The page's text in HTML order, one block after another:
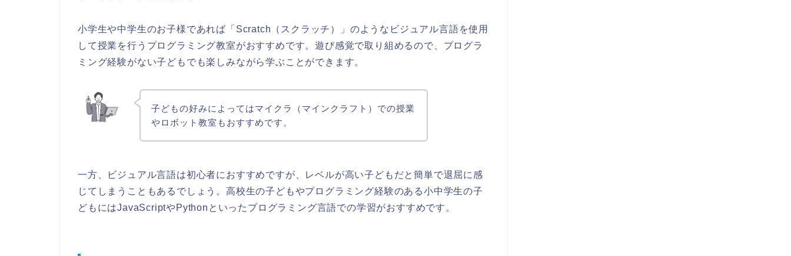
小学生や中学生のお子様であれば「Scratch（スクラッチ）」のような ビジュアル言語を使用
して授業を行うプログラミング教室がおすすめです。遊び感覚で取り組めるので、プログラ
ミング経験がない子どもでも楽しみながら学ぶことができます。
子どもの好みによってはマイクラ（マインクラフト）での授業
やロボット教室もおすすめです。
一方、ビジュアル言語は初心者におすすめですが、レベルが高い子どもだと簡単で退屈に感
じてしまうこともあるでしょう。高校生の子どもやプログラミング経験のある小中学生の子
どもにはJavaScriptやPythonといったプログラミング言語での学習がおすすめです。